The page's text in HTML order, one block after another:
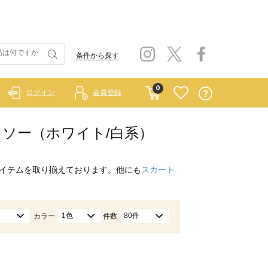
条件から探す
0
ログイン 会員登録
ー（ホワイト/白系）
テムを取り揃えております。他にも スカート
カラー 1色 件数 80件